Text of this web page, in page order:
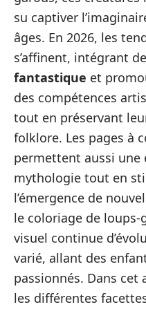
su captiver
âges. En 2026, les
s’affinent, intégrant
fantastique et
des compétences
tout en préservant
folklore. Les pages à
permettent aussi une
mythologie tout en
l’émergence de
le coloriage de loups-
visuel continue
varié, allant des
passionnés. Dans
les différentes